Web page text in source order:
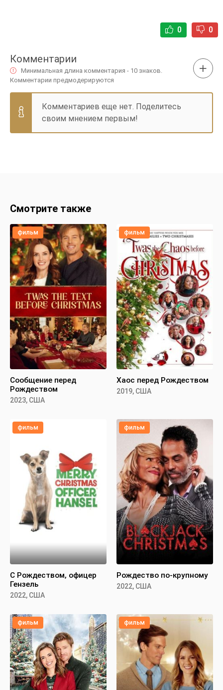
0 0
Комментарии
Минимальная длина комментария - 10 знаков.
Комментарии предмодерируются
Комментариев еще нет. Поделитесь
своим мнением первым!
Смотрите также
фильм
Сообщение перед
Рождеством
2023, США
фильм
Хаос перед Рождеством
2019, США
фильм
С Рождеством, офицер
Гензель
2022, США
фильм
Рождество по-крупному
2022, США
фильм фильм